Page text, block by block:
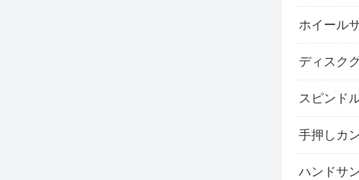
ホイール
ディスク
スピンド
手押しカ
ハンドサ